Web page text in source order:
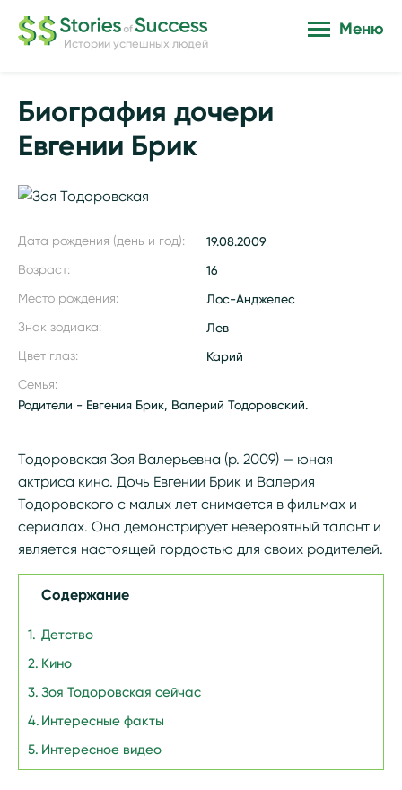
Истории успешных людей
Меню
Биография дочери
Евгении Брик
Дата рождения (день и год): 19.08.2009
Возраст: 16
Место рождения: Лос-Анджелес
Знак зодиака: Лев
Цвет глаз: Карий
Семья:
Родители - Евгения Брик, Валерий Тодоровский.
Тодоровская Зоя Валерьевна (р. 2009) — юная
актриса кино. Дочь Евгении Брик и Валерия
Тодоровского с малых лет снимается в фильмах и
сериалах. Она демонстрирует невероятный талант и
является настоящей гордостью для своих родителей.
Содержание
Детство
Кино
Зоя Тодоровская сейчас
Интересные факты
Интересное видео